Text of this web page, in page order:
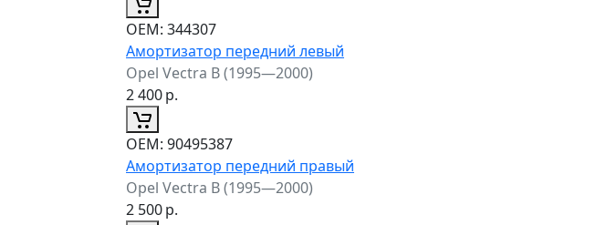
ОЕМ: 344307
Амортизатор передний левый
Opel Vectra B (1995—2000)
2 400р.
ОЕМ: 90495387
Амортизатор передний правый
Opel Vectra B (1995—2000)
2 500р.